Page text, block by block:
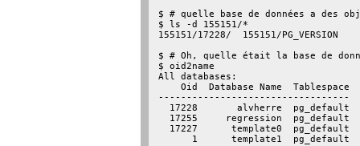
$ # quelle base de données a des
$ ls -d 155151/*
155151/17228/  155151/PG_VERSION
$ # Oh, quelle était la base de
$ oid2name
All databases:
    Oid  Database Name  Tablespace
----------------------------------
  17228       alvherre  pg_default
  17255     regression  pg_default
  17227      template0  pg_default
      1      template1  pg_default